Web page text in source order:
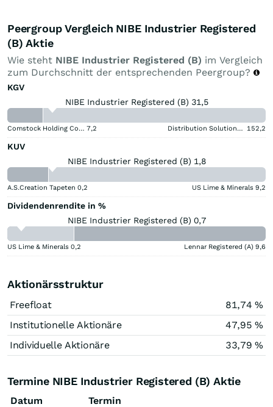
Peergroup Vergleich NIBE Industrier Registered
(B) Aktie
Wie steht NIBE Industrier Registered (B) im Vergleich
zum Durchschnitt der entsprechenden Peergroup?
KGV
NIBE Industrier Registered (B) 31,5
Comstock Holding Companies Registered (A) 7,2 Distribution Solutions Group 152,2
KUV
NIBE Industrier Registered (B) 1,8
A.S.Creation Tapeten 0,2 US Lime & Minerals 9,2
Dividendenrendite in %
NIBE Industrier Registered (B) 0,7
US Lime & Minerals 0,2 Lennar Registered (A) 9,6
Aktionärsstruktur
Freefloat
81,74 %
Institutionelle Aktionäre
47,95 %
Individuelle Aktionäre
33,79 %
Termine NIBE Industrier Registered (B) Aktie
Datum
Termin